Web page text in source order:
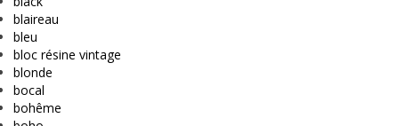
blaireau
bleu
bloc résine vintage
blonde
bocal
bohême